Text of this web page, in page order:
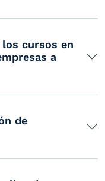
los cursos en
a
de